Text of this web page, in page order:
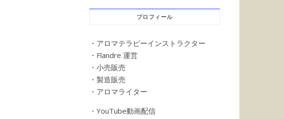
プロフィール
・アロマテラピーインストラクター
・Flandre 運営
・小売販売
・製造販売
・アロマライター
・YouTube動画配信